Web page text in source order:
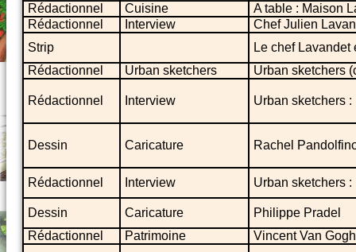
Rédactionnel
Cuisine
A table : Maison
Rédactionnel
Interview
Chef Julien
Strip
Le chef
Rédactionnel
Urban sketchers Urban sketchers
Rédactionnel Interview Urban sketchers
Dessin Caricature Rachel
Rédactionnel Interview Urban sketchers
Dessin Caricature
Philippe Pradel
Rédactionnel
Patrimoine Vincent Van